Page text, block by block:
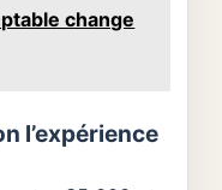
change
l’expérience